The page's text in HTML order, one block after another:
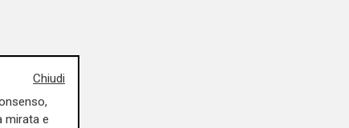
Chiudi
mirata e